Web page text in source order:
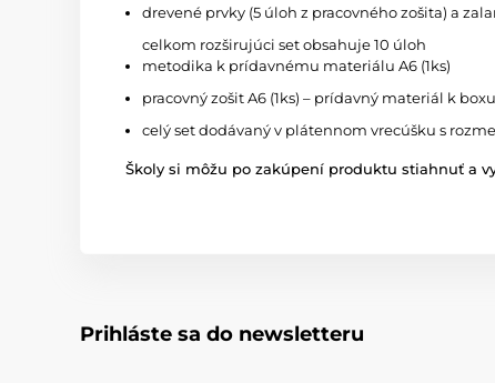
drevené prvky (5 úloh z pracovného zošita) a
celkom rozširujúci set obsahuje 10 úloh
metodika k prídavnému materiálu A6 (1ks)
pracovný zošit A6 (1ks) – prídavný materiál k
celý set dodávaný v plátennom vrecúšku s
Školy si môžu po zakúpení produktu stiahnuť a
Prihláste sa do newsletteru